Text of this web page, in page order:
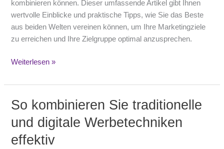
kombinieren können. Dieser umfassende Artikel gibt Ihnen
wertvolle Einblicke und praktische Tipps, wie Sie das Beste
aus beiden Welten vereinen können, um Ihre Marketingziele
zu erreichen und Ihre Zielgruppe optimal anzusprechen.
Weiterlesen »
So kombinieren Sie traditionelle
und digitale Werbetechniken
effektiv
So
Sie
traditionelle